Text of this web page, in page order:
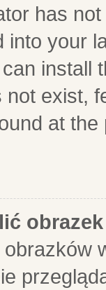
has
into your
install
exist,
at